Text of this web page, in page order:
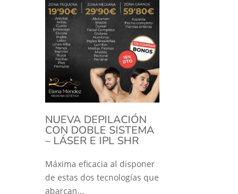
NUEVA DEPILACIÓN
CON DOBLE SISTEMA
– LÁSER E IPL SHR
Máxima eficacia al disponer
de estas dos tecnologías que
abarcan...